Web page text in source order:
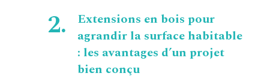
Extensions en bois pour
agrandir la surface habitable
: les avantages d’un projet
bien conçu